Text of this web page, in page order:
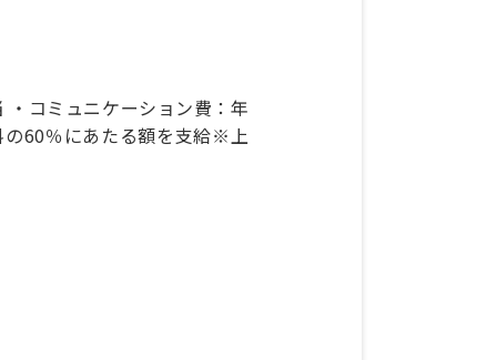
コミュニケーション費：年
60％にあたる額を支給※上